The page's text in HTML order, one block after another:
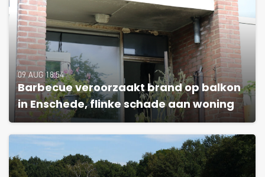
09 AUG 18:54
Barbecue veroorzaakt brand op balkon
in Enschede, flinke schade aan woning